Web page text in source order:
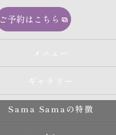
ご予約はこちら
メニュー
ギャラリー
Sama Samaの特徴